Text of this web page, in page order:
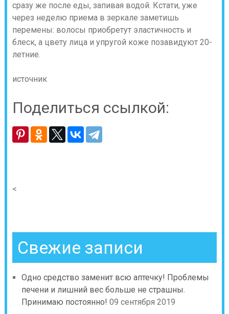
сразу же после еды, запивая водой. Кстати, уже
через неделю приема в зеркале заметишь
перемены: волосы приобретут эластичность и
блеск, а цвету лица и упругой коже позавидуют 20-
летние.
источник
Поделиться ссылкой:
<
Свежие записи
Одно средство заменит всю аптечку! Проблемы
печени и лишний вес больше не страшны.
Принимаю постоянно! 09 сентября 2019